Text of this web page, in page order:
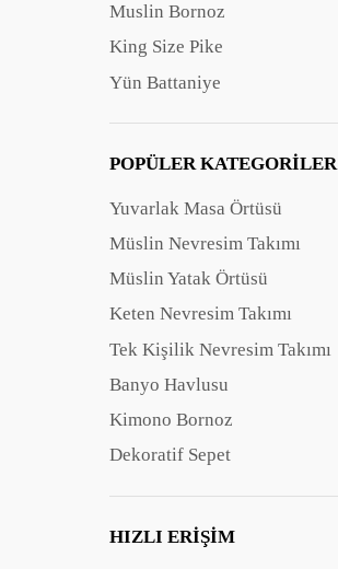
Muslin Bornoz
King Size Pike
Yün Battaniye
POPÜLER KATEGORILER
Yuvarlak Masa Örtüsü
Müslin Nevresim Takımı
Müslin Yatak Örtüsü
Keten Nevresim Takımı
Tek Kişilik Nevresim Takımı
Banyo Havlusu
Kimono Bornoz
Dekoratif Sepet
HIZLI ERIŞIM